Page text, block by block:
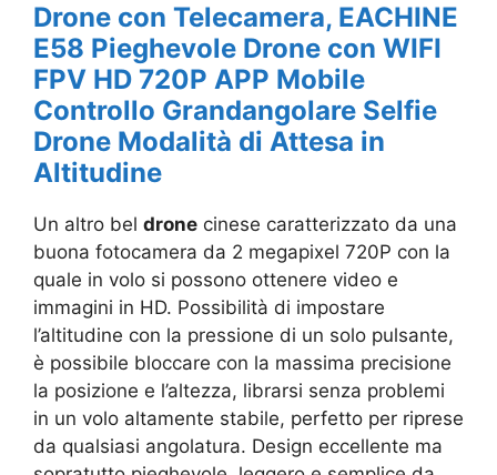
Drone con Telecamera, EACHINE
E58 Pieghevole Drone con WIFI
FPV HD 720P APP Mobile
Controllo Grandangolare Selfie
Drone Modalità di Attesa in
Altitudine
Un altro bel drone cinese caratterizzato da una
buona fotocamera da 2 megapixel 720P con la
quale in volo si possono ottenere video e
immagini in HD. Possibilità di impostare
l’altitudine con la pressione di un solo pulsante,
è possibile bloccare con la massima precisione
la posizione e l’altezza, librarsi senza problemi
in un volo altamente stabile, perfetto per riprese
da qualsiasi angolatura. Design eccellente ma